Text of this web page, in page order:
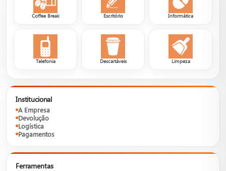
Coffee Break Escritório Informática
Telefonia Descartáveis Limpeza
Institucional
A Empresa
Devolução
Logística
Pagamentos
Ferramentas